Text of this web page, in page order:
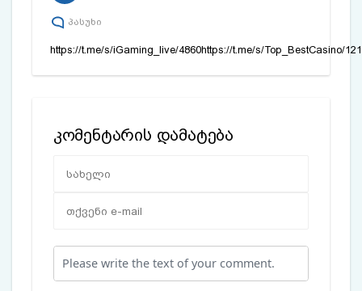
პასუხი
https://t.me/s/iGaming_live/4860https://t.me/s/Top_BestCasino/121
კომენტარის დამატება